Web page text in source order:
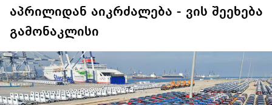
აპრილიდან აიკრძალება - ვის შეეხება
გამონაკლისი